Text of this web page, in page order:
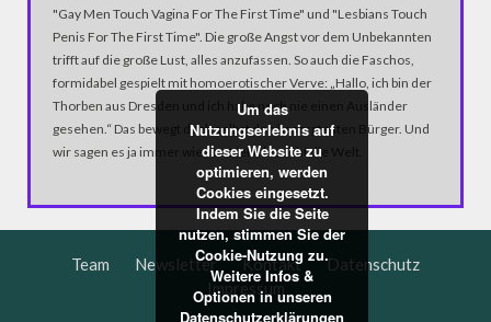
"Gay Men Touch Vagina For The First Time" und "Lesbians Touch
Penis For The First Time". Die große Angst vor dem Unbekannten
trifft auf die große Lust, alles anzufassen. So auch die Faschos,
formidabel gespielt mit homoerotischer Verve: „Hallo, ich bin der
Thorben aus Dresden und ich habe noch nie einen Ausländer
gesehen.“ Das bewegt doch selbst den besorgtesten Bürger. Und
wir sagen es ja immer wieder: Liebe braucht die Welt.
Team Newsletter Kontakt
Datenschutz
Impressum
Um das
Nutzungserlebnis auf
dieser Website zu
optimieren, werden
Cookies eingesetzt.
Indem Sie die Seite
nutzen, stimmen Sie der
Cookie-Nutzung zu.
Weitere Infos &
Optionen in unseren
Datenschutzerklärungen